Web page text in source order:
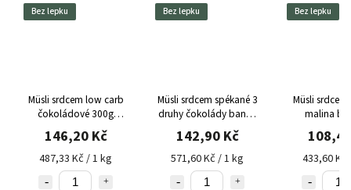
Bez lepku
Müsli srdcem low carb
čokoládové 300g
Topnatur bez lepku
146,20 Kč
487,33 Kč / 1 kg
Bez lepku
Müsli srdcem spékané 3
druhy čokolády banán
250g Topnatur bez
lepku
142,90 Kč
571,60 Kč / 1 kg
Bez lepku
Müsli srdcem
malina
čokoláda
Topnatur
433,60 Kč